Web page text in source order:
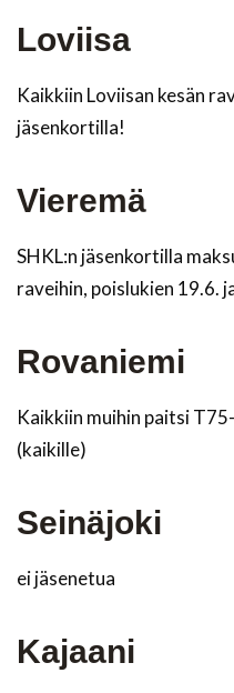
Loviisa
Kaikkiin Loviisan kesän
jäsenkortilla!
Vieremä
SHKL:n jäsenkortilla
raveihin, poislukien 19.6.
Rovaniemi
Kaikkiin muihin paitsi
(kaikille)
Seinäjoki
ei jäsenetua
Kajaani